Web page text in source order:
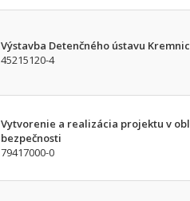
Výstavba Detenčného ústavu
45215120-4
Vytvorenie a realizácia projektu v
bezpečnosti
79417000-0